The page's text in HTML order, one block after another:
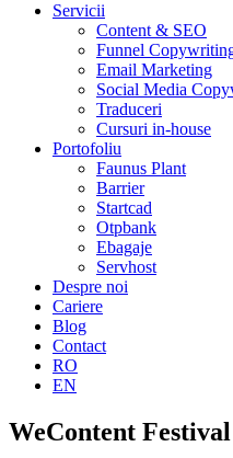
Servicii
Content & SEO
Funnel
Email Marketing
Social Media
Traduceri
Cursuri in-house
Portofoliu
Faunus Plant
Barrier
Startcad
Otpbank
Ebagaje
Servhost
Despre noi
Cariere
Blog
Contact
RO
EN
WeContent Festival